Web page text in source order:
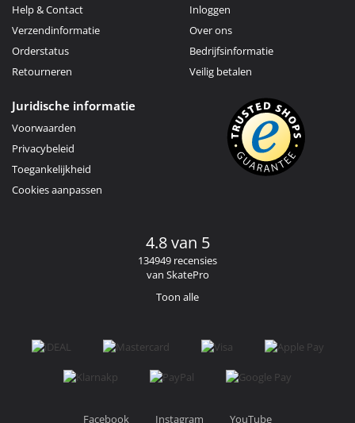
Help & Contact
Verzendinformatie
Orderstatus
Retourneren
Inloggen
Over ons
Bedrijfsinformatie
Veilig betalen
Juridische informatie
Voorwaarden
Privacybeleid
Toegankelijkheid
Cookies aanpassen
4.8 van 5
134949 recensies
van SkatePro
Toon alle
Facebook Instagram YouTube